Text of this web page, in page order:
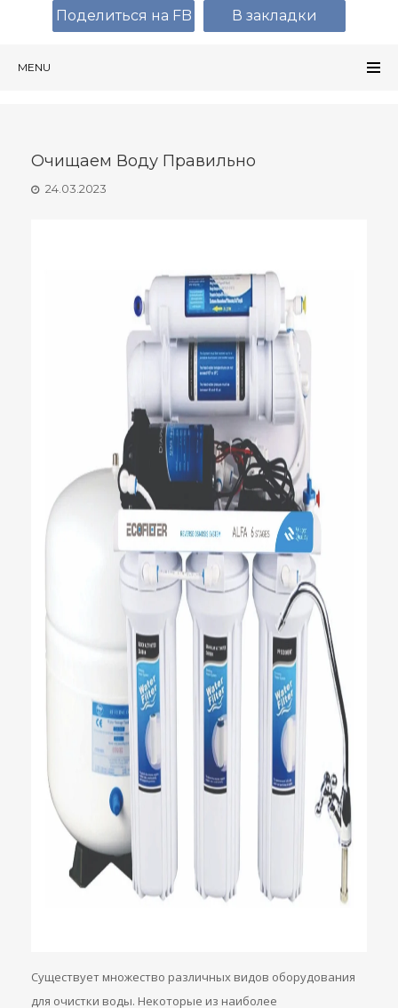
MENU
Очищаем Воду Правильно
24.03.2023
Существует множество различных видов оборудования
для очистки воды. Некоторые из наиболее
Поделиться на FB В закладки